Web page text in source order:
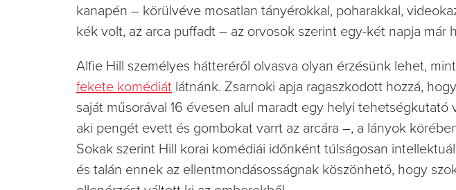
kanapén – körülvéve mosatlan tányérokkal, poharakkal,
kék volt, az arca puffadt – az orvosok szerint egy-két napja már
Alfie Hill személyes hátteréről olvasva olyan érzésünk lehet,
fekete komédiát látnánk. Zsarnoki apja ragaszkodott hozzá,
saját műsorával 16 évesen alul maradt egy helyi
aki pengét evett és gombokat varrt az arcára –, a lányok
Sokak szerint Hill korai komédiái időnként túlságosan
és talán ennek az ellentmondásosságnak köszönhető, hogy